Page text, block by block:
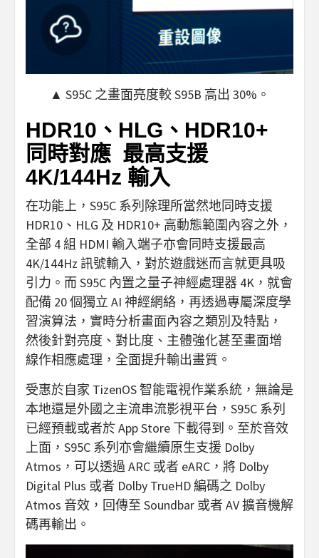
▲ S95C 之畫面亮度較 S95B 高出 30%。
HDR10、HLG、HDR10+
同時對應 最高支援
4K/144Hz 輸入
在功能上，S95C 系列除理所當然地同時支援
HDR10、HLG 及 HDR10+ 高動態範圍內容之外，
全部 4 組 HDMI 輸入端子亦會同時支援最高
4K/144Hz 訊號輸入，對於遊戲迷而言就更具吸
引力。而 S95C 內置之量子神經處理器 4K，就會
配備 20 個獨立 AI 神經網絡，再透過專屬深度學
習演算法，實時分析畫面內容之類別及特點，
然後針對亮度、對比度、主體強化甚至畫面增
線作相應處理，全面提升輸出畫質。
受惠於自家 TizenOS 智能電視作業系統，無論是
本地還是外國之主流串流影視平台，S95C 系列
已經預載或者於 App Store 下載得到。至於音效
上面，S95C 系列亦會繼續原生支援 Dolby
Atmos，可以透過 ARC 或者 eARC，將 Dolby
Digital Plus 或者 Dolby TrueHD 編碼之 Dolby
Atmos 音效，回傳至 Soundbar 或者 AV 擴音機解
碼再輸出。